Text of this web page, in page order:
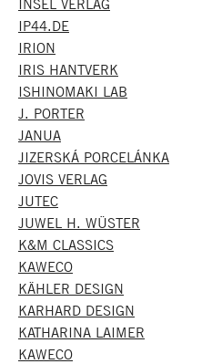
INSEL VERLAG
IP44.DE
IRION
IRIS HANTVERK
ISHINOMAKI LAB
J. PORTER
JANUA
JIZERSKÁ PORCELÁNKA
JOVIS VERLAG
JUTEC
JUWEL H. WÜSTER
K&M CLASSICS
KAWECO
KÄHLER DESIGN
KARHARD DESIGN
KATHARINA LAIMER
KAWECO